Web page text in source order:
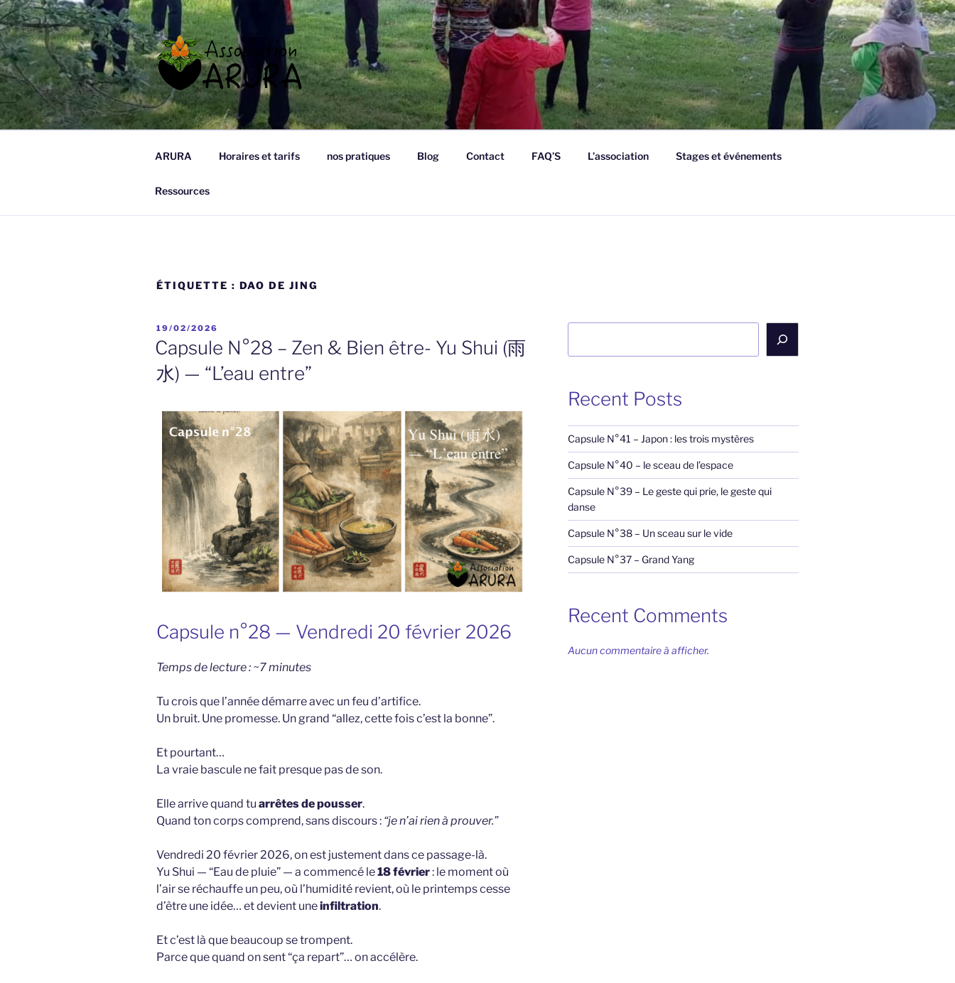
Aller
au
contenu
principal
ARURA
Qi Gong à Tours
ARURA Horaires et tarifs nos pratiques Blog Contact FAQ’S L’association Stages et événements
Ressources
ÉTIQUETTE : DAO DE JING
PUBLIÉ
LE
19/02/2026
Capsule N°28 – Zen & Bien être- Yu Shui (雨
水) — “L’eau entre”
Capsule n°28 — Vendredi 20 février 2026
Temps de lecture : ~7 minutes
Tu crois que l’année démarre avec un feu d’artifice.
Un bruit. Une promesse. Un grand “allez, cette fois c’est la bonne”.
Et pourtant…
La vraie bascule ne fait presque pas de son.
Elle arrive quand tu arrêtes de pousser.
Quand ton corps comprend, sans discours : “je n’ai rien à prouver.”
Vendredi 20 février 2026, on est justement dans ce passage-là.
Yu Shui — “Eau de pluie” — a commencé le18 février: le moment où
l’air se réchauffe un peu, où l’humidité revient, où le printemps cesse
d’être une idée… et devient uneinfiltration.
Et c’est là que beaucoup se trompent.
Parce que quand on sent “ça repart”… on accélère.
Recent Posts
Capsule N°41 – Japon : les trois mystères
Capsule N°40 – le sceau de l’espace
Capsule N°39 – Le geste qui prie, le geste qui
danse
Capsule N°38 – Un sceau sur le vide
Capsule N°37 – Grand Yang
Recent Comments
Aucun commentaire à afficher.